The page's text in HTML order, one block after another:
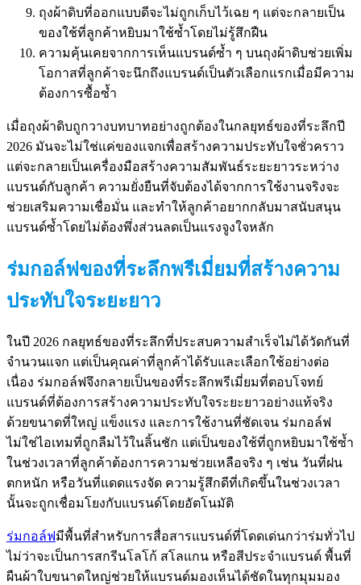
ถุงผ้าดิบที่ออกแบบดีจะไม่ถูกเก็บไว้เฉย ๆ แต่จะกลายเป็น
ของใช้ที่ลูกค้าหยิบมาใช้ซ้ำโดยไม่รู้สึกฝืน
ความคุ้นเคยจากการเห็นแบรนด์ซ้ำ ๆ บนถุงผ้าดิบช่วยเพิ่ม
โอกาสที่ลูกค้าจะนึกถึงแบรนด์เป็นตัวเลือกแรกเมื่อมีความ
ต้องการซื้อซ้ำ
เมื่อถุงผ้าดิบถูกวางบทบาทอย่างถูกต้องในกลยุทธ์ของที่ระลึกปี
2026 มันจะไม่ใช่แค่ของแจกเพื่อสร้างความประทับใจชั่วคราว
แต่จะกลายเป็นเครื่องมือสร้างความสัมพันธ์ระยะยาวระหว่าง
แบรนด์กับลูกค้า ความยั่งยืนที่จับต้องได้จากการใช้งานจริงจะ
ช่วยเสริมความเชื่อมั่น และทำให้ลูกค้าอยากกลับมาสนับสนุน
แบรนด์ซ้ำโดยไม่ต้องพึ่งส่วนลดเป็นแรงจูงใจหลัก
ร่มกอล์ฟของที่ระลึกพรีเมี่ยมที่สร้างความ
ประทับใจระยะยาว
ในปี 2026 กลยุทธ์ของที่ระลึกที่ประสบความสำเร็จไม่ได้วัดกันที่
จำนวนแจก แต่เป็นคุณค่าที่ลูกค้าได้รับและเลือกใช้อย่างต่อ
เนื่อง ร่มกอล์ฟจึงกลายเป็นของที่ระลึกพรีเมี่ยมที่ตอบโจทย์
แบรนด์ที่ต้องการสร้างความประทับใจระยะยาวอย่างแท้จริง
ด้วยขนาดที่ใหญ่ แข็งแรง และการใช้งานที่ชัดเจน ร่มกอล์ฟ
ไม่ใช่ไอเทมที่ถูกลืมไว้ในลิ้นชัก แต่เป็นของใช้ที่ถูกหยิบมาใช้ซ้ำ
ในช่วงเวลาที่ลูกค้าต้องการความช่วยเหลือจริง ๆ เช่น วันที่ฝน
ตกหนัก หรือวันที่แดดแรงจัด ความรู้สึกดีที่เกิดขึ้นในช่วงเวลา
นั้นจะถูกเชื่อมโยงกับแบรนด์โดยอัตโนมัติ
ร่มกอล์ฟมีพื้นที่สำหรับการสื่อสารแบรนด์ที่โดดเด่นกว่าร่มทั่วไป
ไม่ว่าจะเป็นการสกรีนโลโก้ สโลแกน หรือสีประจำแบรนด์ พื้นที่
ผืนผ้าใบขนาดใหญ่ช่วยให้แบรนด์มองเห็นได้ชัดในทุกมุมมอง